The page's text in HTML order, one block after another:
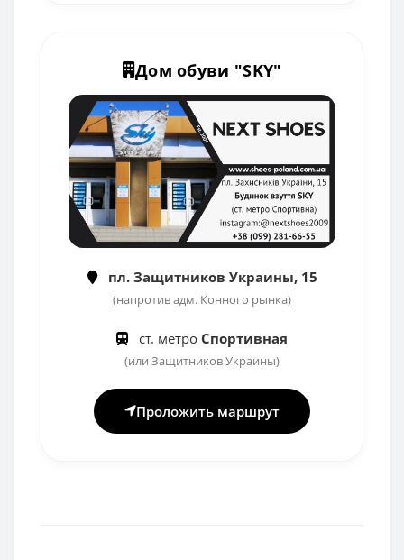
Дом обуви "SKY"
пл. Защитников Украины, 15
(напротив адм. Конного рынка)
ст. метро Спортивная
(или Защитников Украины)
Проложить маршрут